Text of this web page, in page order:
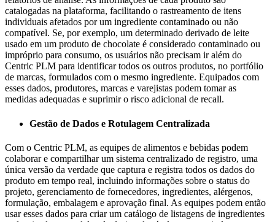
catalogadas na plataforma, facilitando o rastreamento de itens
individuais afetados por um ingrediente contaminado ou não
compatível. Se, por exemplo, um determinado derivado de leite
usado em um produto de chocolate é considerado contaminado ou
impróprio para consumo, os usuários não precisam ir além do
Centric PLM para identificar todos os outros produtos, no portfólio
de marcas, formulados com o mesmo ingrediente. Equipados com
esses dados, produtores, marcas e varejistas podem tomar as
medidas adequadas e suprimir o risco adicional de recall.
Gestão de Dados e Rotulagem Centralizada
Com o Centric PLM, as equipes de alimentos e bebidas podem
colaborar e compartilhar um sistema centralizado de registro, uma
única versão da verdade que captura e registra todos os dados do
produto em tempo real, incluindo informações sobre o status do
projeto, gerenciamento de fornecedores, ingredientes, alérgenos,
formulação, embalagem e aprovação final. As equipes podem então
usar esses dados para criar um catálogo de listagens de ingredientes